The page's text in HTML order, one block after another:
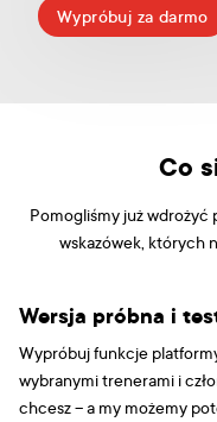
Wypróbuj za darmo
Co
Pomogliśmy już wdrożyć
wskazówek, których
Wersja próbna i
Wypróbuj funkcje
wybranymi trenerami i
chcesz – a my możemy